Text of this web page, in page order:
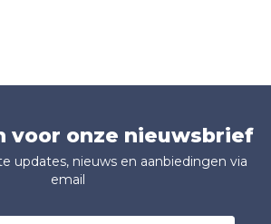
voor onze nieuwsbrief
updates, nieuws en aanbiedingen via
email